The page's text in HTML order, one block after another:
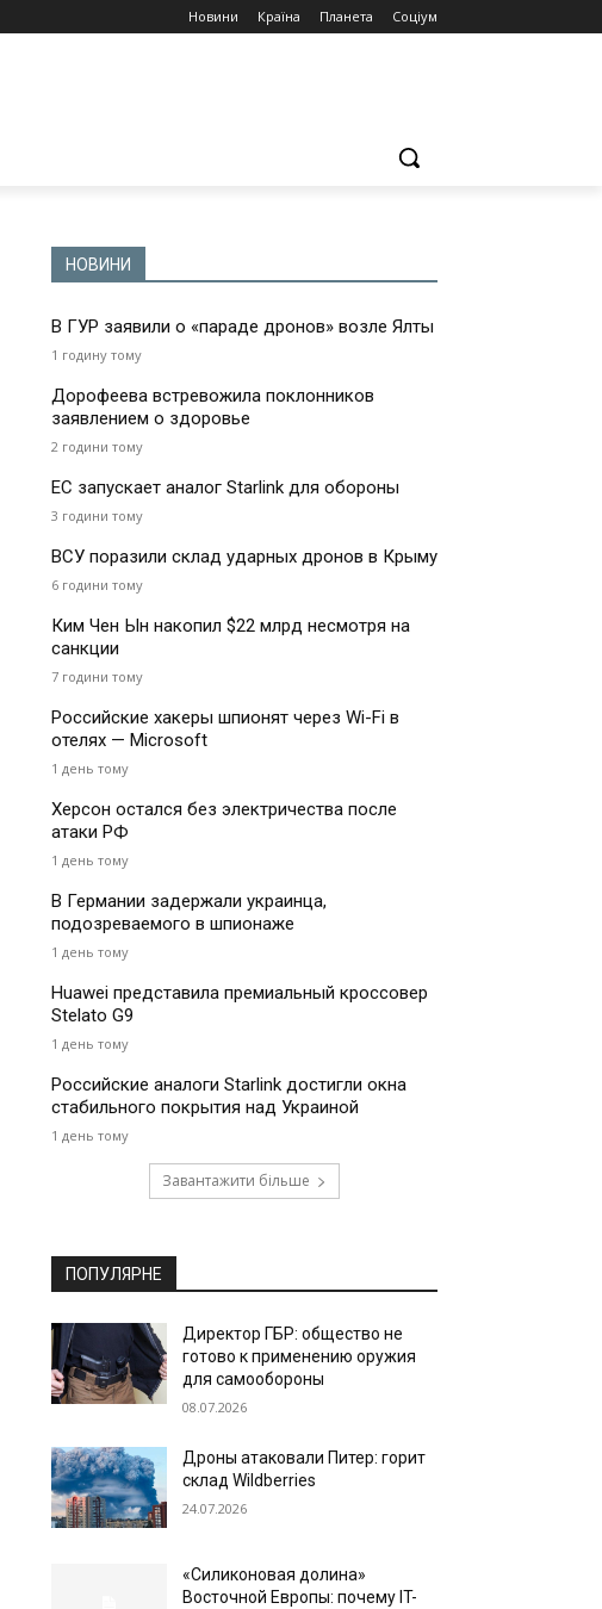
Новини Країна Планета Соціум
НОВИНИ
В ГУР заявили о «параде дронов» возле Ялты
1 годину тому
Дорофеева встревожила поклонников
заявлением о здоровье
2 години тому
ЕС запускает аналог Starlink для обороны
3 години тому
ВСУ поразили склад ударных дронов в Крыму
6 години тому
Ким Чен Ын накопил $22 млрд несмотря на
санкции
7 години тому
Российские хакеры шпионят через Wi-Fi в
отелях — Microsoft
1 день тому
Херсон остался без электричества после
атаки РФ
1 день тому
В Германии задержали украинца,
подозреваемого в шпионаже
1 день тому
Huawei представила премиальный кроссовер
Stelato G9
1 день тому
Российские аналоги Starlink достигли окна
стабильного покрытия над Украиной
1 день тому
Завантажити більше
ПОПУЛЯРНЕ
Директор ГБР: общество не
готово к применению оружия
для самообороны
08.07.2026
Дроны атаковали Питер: горит
склад Wildberries
24.07.2026
«Силиконовая долина»
Восточной Европы: почему IT-